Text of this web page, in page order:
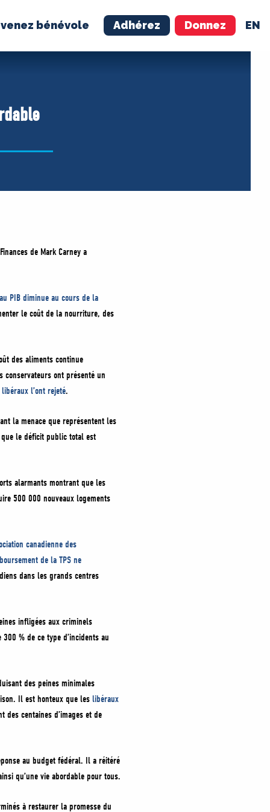
bénévole Adhérez Donnez EN
ADHÉREZ
de Mark Carney a
PIB diminue au cours de la
le coût de la nourriture, des
des aliments continue
conservateurs ont présenté un
l’ont rejeté.
la menace que représentent les
le déficit public total est
alarmants montrant que les
500 000 nouveaux logements
canadienne des
de la TPS ne
dans les grands centres
infligées aux criminels
% de ce type d’incidents au
des peines minimales
Il est honteux que les libéraux
des centaines d’images et de
au budget fédéral. Il a réitéré
qu’une vie abordable pour tous.
à restaurer la promesse du